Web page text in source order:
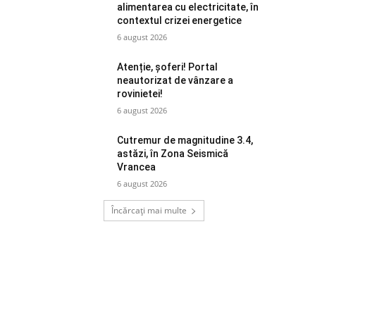
alimentarea cu electricitate, în
contextul crizei energetice
6 august 2026
Atenție, șoferi! Portal
neautorizat de vânzare a
rovinietei!
6 august 2026
Cutremur de magnitudine 3.4,
astăzi, în Zona Seismică
Vrancea
6 august 2026
Încărcați mai multe